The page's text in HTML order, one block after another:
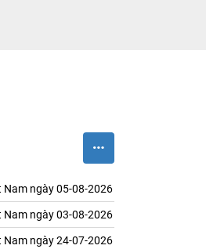
Nam ngày 05-08-2026
Nam ngày 03-08-2026
Nam ngày 24-07-2026